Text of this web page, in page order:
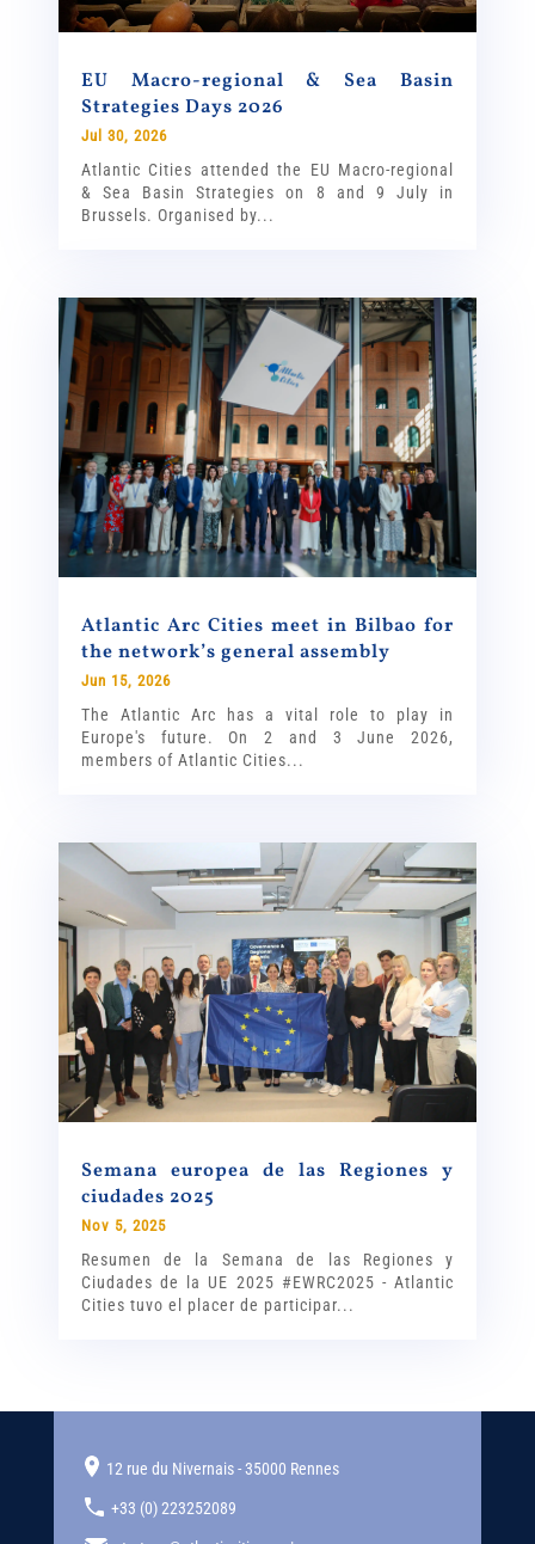
EU Macro-regional & Sea Basin
Strategies Days 2026
Jul 30, 2026
Atlantic Cities attended the EU Macro-regional
& Sea Basin Strategies on 8 and 9 July in
Brussels. Organised by...
Atlantic Arc Cities meet in Bilbao for
the network’s general assembly
Jun 15, 2026
The Atlantic Arc has a vital role to play in
Europe's future. On 2 and 3 June 2026,
members of Atlantic Cities...
Semana europea de las Regiones y
ciudades 2025
Nov 5, 2025
Resumen de la Semana de las Regiones y
Ciudades de la UE 2025 #EWRC2025 - Atlantic
Cities tuvo el placer de participar...
12 rue du Nivernais - 35000 Rennes
+33 (0) 223252089